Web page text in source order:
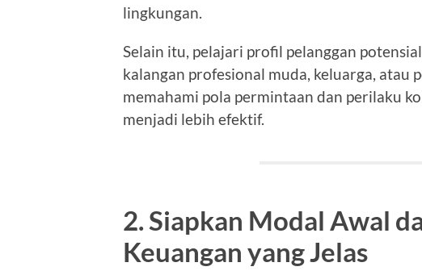
lingkungan.
Selain itu, pelajari profil pelanggan
kalangan profesional muda, keluarga, atau
memahami pola permintaan dan perilaku
menjadi lebih efektif.
2. Siapkan Modal Awal
Keuangan yang Jelas